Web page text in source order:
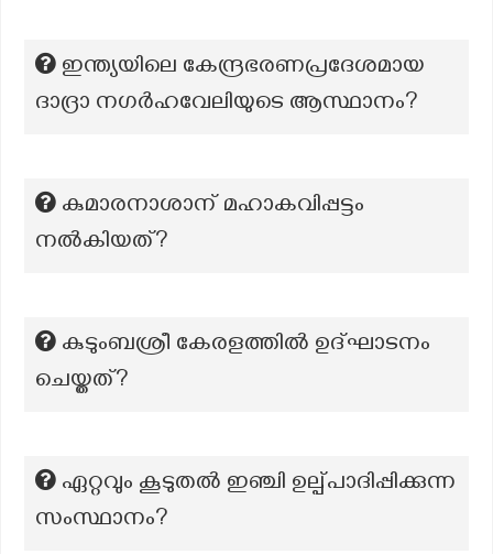
ഇന്ത്യയിലെ കേന്ദ്രഭരണപ്രദേശമായ
ദാദ്രാ നഗർഹവേലിയുടെ ആസ്ഥാനം?
കുമാരനാശാന് മഹാകവിപ്പട്ടം
നല്‍കിയത്?
കുടുംബശ്രീ കേരളത്തില്‍ ഉദ്ഘാടനം
ചെയ്തത്?
ഏറ്റവും കൂടുതല്‍ ഇഞ്ചി ഉല്പ്പാദിപ്പിക്കുന്ന
സംസ്ഥാനം?